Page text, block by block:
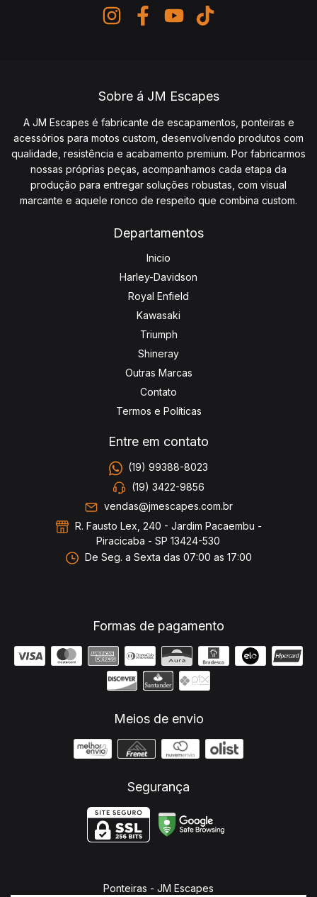
Sobre á JM Escapes
A JM Escapes é fabricante de escapamentos, ponteiras e
acessórios para motos custom, desenvolvendo produtos com
qualidade, resistência e acabamento premium. Por fabricarmos
nossas próprias peças, acompanhamos cada etapa da
produção para entregar soluções robustas, com visual
marcante e aquele ronco de respeito que combina custom.
Departamentos
Inicio
Harley-Davidson
Royal Enfield
Kawasaki
Triumph
Shineray
Outras Marcas
Contato
Termos e Políticas
Entre em contato
(19) 99388-8023
(19) 3422-9856
vendas@jmescapes.com.br
R. Fausto Lex, 240 - Jardim Pacaembu -
Piracicaba - SP 13424-530
De Seg. a Sexta das 07:00 as 17:00
Formas de pagamento
Meios de envio
Segurança
Ponteiras - JM Escapes